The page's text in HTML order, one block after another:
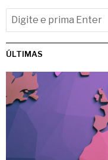
ÚLTIMAS